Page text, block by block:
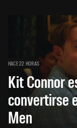
HACE 22 HORAS
Kit Connor
convertirse
Men